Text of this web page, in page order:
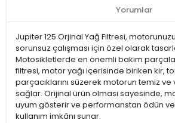
Yorumlar
Jupiter 125 Orjinal Yağ Filtresi,
sorunsuz çalışması için özel olarak
Motosikletlerde en önemli bakım
filtresi, motor yağı içerisinde biriken kir,
parçacıklarını süzerek motorun temiz ve
sağlar. Orijinal ürün olması sayesinde,
uyum gösterir ve performanstan ödün
kullanım imkânı sunar.